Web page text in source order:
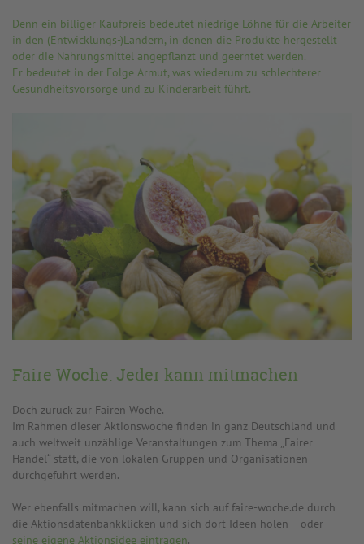
Denn ein billiger Kaufpreis bedeutet niedrige Löhne für die Arbeiter
in den (Entwicklungs-)Ländern, in denen die Produkte hergestellt
oder die Nahrungsmittel angepflanzt und geerntet werden.
Er bedeutet in der Folge Armut, was wiederum zu schlechterer
Gesundheitsvorsorge und zu Kinderarbeit führt.
Faire Woche: Jeder kann mitmachen
Doch zurück zur Fairen Woche.
Im Rahmen dieser Aktionswoche finden in ganz Deutschland und
auch weltweit unzählige Veranstaltungen zum Thema „Fairer
Handel“ statt, die von lokalen Gruppen und Organisationen
durchgeführt werden.
Wer ebenfalls mitmachen will, kann sich auf faire-woche.de durch
die Aktionsdatenbankklicken und sich dort Ideen holen – oder
seine eigene Aktionsidee eintragen.